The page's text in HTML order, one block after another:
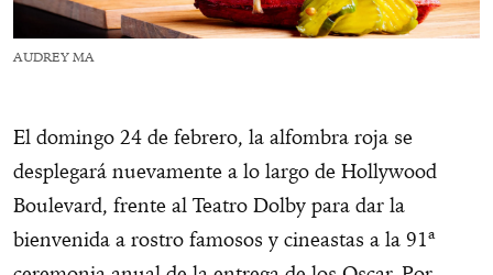
AUDREY MA
El domingo 24 de febrero, la alfombra roja se
desplegará nuevamente a lo largo de Hollywood
Boulevard, frente al Teatro Dolby para dar la
bienvenida a rostro famosos y cineastas a la 91ª